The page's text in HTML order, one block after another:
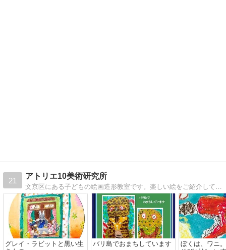
21
アトリエ10美術研究所
グレイ・ラビットと黒い生
バリ島でおまちしています
ぼくは、ワニ